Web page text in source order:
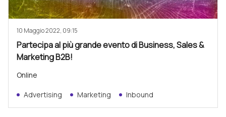
10 Maggio 2022, 09:15
Partecipa al più grande evento di Business, Sales &
Marketing B2B!
Online
Advertising Marketing Inbound